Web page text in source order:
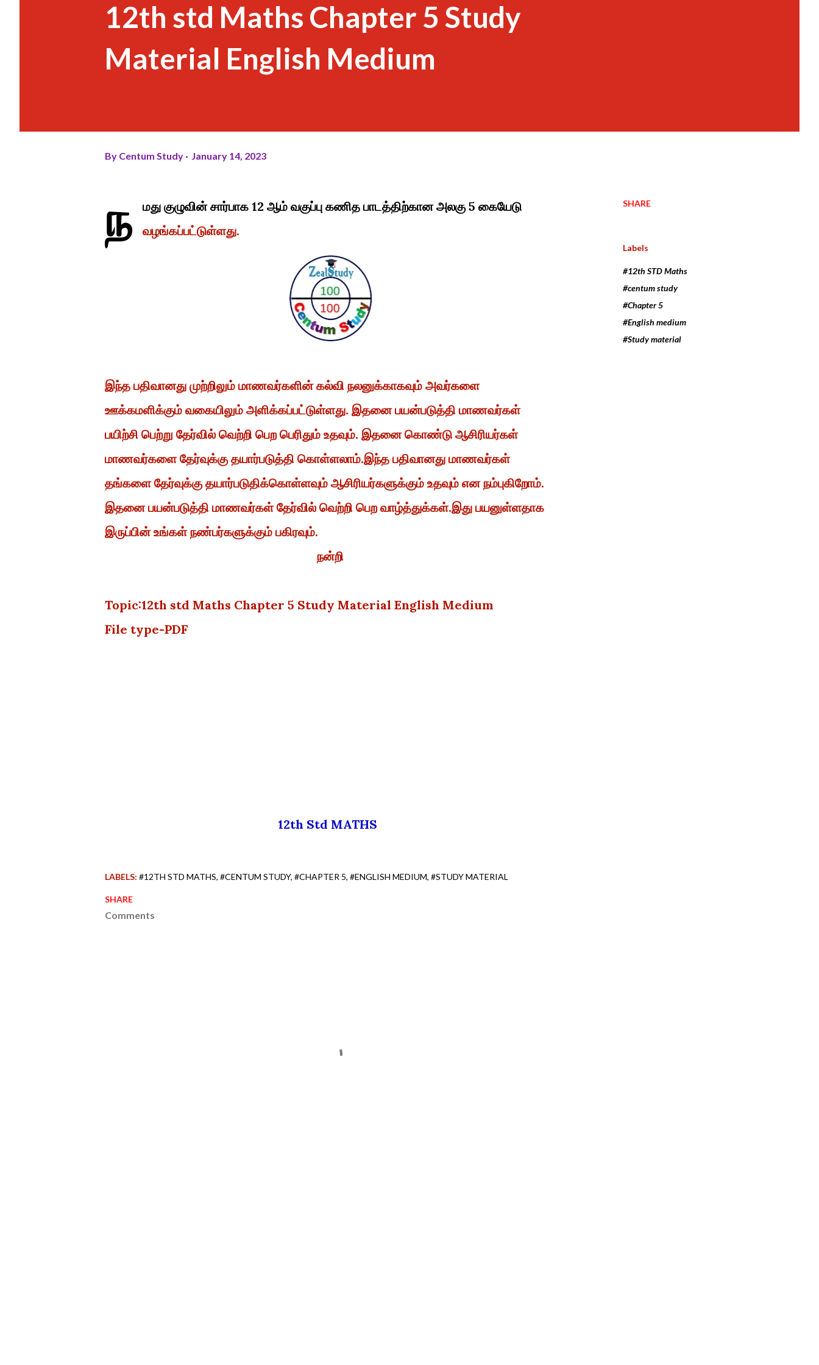
12th std Maths Chapter 5 Study
Material English Medium
By Centum Study January 14, 2023
ந
மது குழுவின் சார்பாக 12 ஆம் வகுப்பு கணித பாடத்திற்கான அலகு 5 கையேடு
வழங்கப்பட்டுள்ளது.
இந்த பதிவானது முற்றிலும் மாணவர்களின் கல்வி நலனுக்காகவும் அவர்களை
ஊக்கமளிக்கும் வகையிலும் அளிக்கப்பட்டுள்ளது. இதனை பயன்படுத்தி மாணவர்கள்
பயிற்சி பெற்று தேர்வில் வெற்றி பெற பெரிதும் உதவும். இதனை கொண்டு ஆசிரியர்கள்
மாணவர்களை தேர்வுக்கு தயார்படுத்தி கொள்ளலாம்.இந்த பதிவானது மாணவர்கள்
தங்களை தேர்வுக்கு தயார்படுதிக்கொள்ளவும் ஆசிரியர்களுக்கும் உதவும் என நம்புகிறோம்.
இதனை பயன்படுத்தி மாணவர்கள் தேர்வில் வெற்றி பெற வாழ்த்துக்கள்.இது பயனுள்ளதாக
இருப்பின் உங்கள் நண்பர்களுக்கும் பகிரவும்.
நன்றி
Topic:12th std Maths Chapter 5 Study Material English Medium
File type-PDF
12th Std MATHS
SHARE
Labels
#12th STD Maths
#centum study
#Chapter 5
#English medium
#Study material
LABELS: #12TH STD MATHS #CENTUM STUDY #CHAPTER 5 #ENGLISH MEDIUM #STUDY MATERIAL
SHARE
Comments